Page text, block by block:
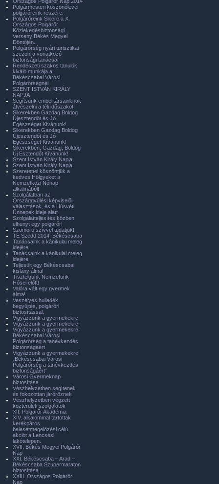
Polgármesteri köszönőlevél
polgárőreink részére.
Polgárőreink Sikere a X.
Országos Polgárőr
Közlekedésbiztonsági
Verseny Békés Megyei
Döntőjén.
Polgárőrség nyári turisztikai
szezonra vonatkozó
biztonsági tanácsai.
Rendészeti szakos tanulók
kiváló munkája a
Békéscsabai Városi
Polgárőrségnél
SZENT ISTVÁN KIRÁLY
NAPJA
Segítsünk embertársainknak
átvészelni a téli időszakot!
Sikerekben Gazdag Boldog
Újesztendőt és Jó
Egészséget Kívánunk!
Sikerekben Gazdag Boldog
Újesztendőt és Jó
Egészséget Kívánunk!
Sikerekben, Gazdag, Boldog
Új Esztendőt Kívánunk!
Szent István Király Napja
Szent István Király Napja
Szeretettel köszöntjük a
kedves Hölgyeket a
Nemzetközi Nőnap
alkalmából!
Szolgálatban az
Országgyűlési képviselői
választások, és a Húsvéti
Ünnepek ideje alatt.
Szolgálatteljesítés közben
elhunyt egy polgárőr!
Szomorú szívvel tudatjuk!
TE Szedd 2014. Békéscsaba
Tanácsaink a kánikulai meleg
idejére
Tanácsaink a kánikulai meleg
idejére
Teljesült egy Békéscsabai
kislány álma!
Tisztelgünk Nemzetünk
Hősei előtt!
Valóra vált egy gyermek
álma!
Veszélyes hulladék
begyűjtés, polgárőri
biztosítással.
Vigyázzunk a gyermekekre
Vigyázzunk a gyermekekre!
Vigyázzunk a gyermekekre!
Békéscsabai Városi
Polgárőrség a tanévkezdés
biztonságáért
Vigyázzunk a gyermekekre!
„Békéscsabai Városi
Polgárőrség a tanévkezdés
biztonságáért”
Városi Gyermeknap
biztosítása.
Vészhelyzetben segítenek
és fokozottan járőröznek
Vészhelyzetben végzett
közterületi szolgálatok
XII. Polgárőr Akadémia
XIV. alkalommal tartottak
kerékpáros
balesetmegelőzési célú
akciót a Lencsési
lakótelepen.
XVII. Békés Megyei Polgárőr
Nap
XXI. Békéscsaba – Arad –
Békéscsaba Szupermaraton
biztosítása.
XXIII. Országos Polgárőr
Nap